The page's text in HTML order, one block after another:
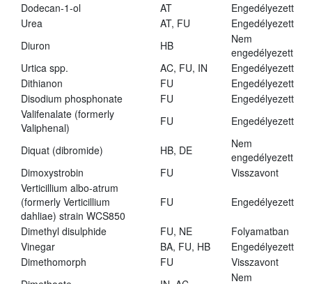
Dodecan-1-ol AT
Engedélyezett
Urea
AT, FU
Engedélyezett
Diuron
HB
Nem
engedélyezett
Urtica spp.
AC, FU, IN
Engedélyezett
Dithianon
FU
Engedélyezett
Disodium phosphonate
FU
Engedélyezett
Valifenalate (formerly
Valiphenal)
FU Engedélyezett
Diquat (dibromide) HB, DE
Nem
engedélyezett
Dimoxystrobin
FU
Visszavont
Verticillium albo-atrum
(formerly Verticillium
dahliae) strain WCS850
FU Engedélyezett
Dimethyl disulphide FU, NE
Folyamatban
Vinegar
BA, FU, HB
Engedélyezett
Dimethomorph
FU
Visszavont
Nem